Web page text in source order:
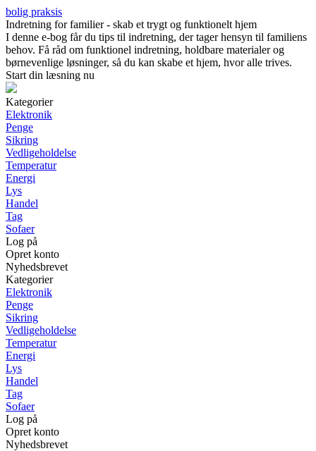
bolig praksis
Indretning for familier - skab et trygt og funktionelt hjem
I denne e-bog får du tips til indretning, der tager hensyn til familiens
behov. Få råd om funktionel indretning, holdbare materialer og
børnevenlige løsninger, så du kan skabe et hjem, hvor alle trives.
Start din læsning nu
Kategorier
Elektronik
Penge
Sikring
Vedligeholdelse
Temperatur
Energi
Lys
Handel
Tag
Sofaer
Log på
Opret konto
Nyhedsbrevet
Kategorier
Elektronik
Penge
Sikring
Vedligeholdelse
Temperatur
Energi
Lys
Handel
Tag
Sofaer
Log på
Opret konto
Nyhedsbrevet